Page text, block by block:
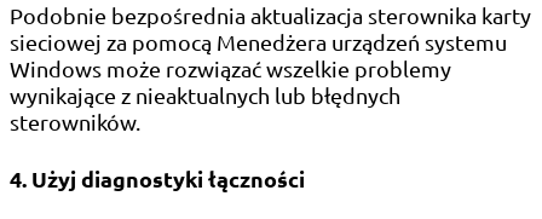
Podobnie bezpośrednia aktualizacja sterownika karty
sieciowej za pomocą Menedżera urządzeń systemu
Windows może rozwiązać wszelkie problemy
wynikające z nieaktualnych lub błędnych
sterowników.
4. Użyj diagnostyki łączności